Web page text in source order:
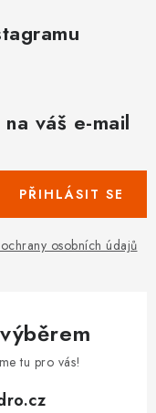
váš e-mail
osobních údajů
PŘIHLÁSIT SE
tu pro vás!